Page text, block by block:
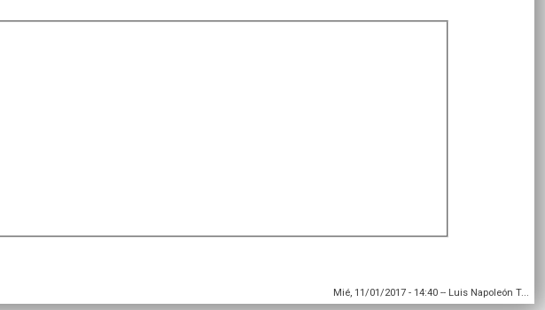
Mié, 11/01/2017 - 14:40 -- Luis Napoleón T...